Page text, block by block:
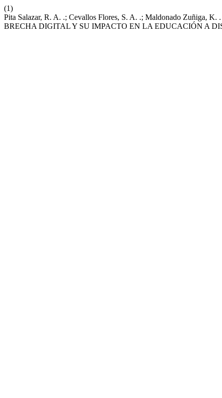
(1)
Pita Salazar, R. A. .; Cevallos Flores, S. A. .; Maldonado
BRECHA DIGITAL Y SU IMPACTO EN LA EDUCACIÓN A